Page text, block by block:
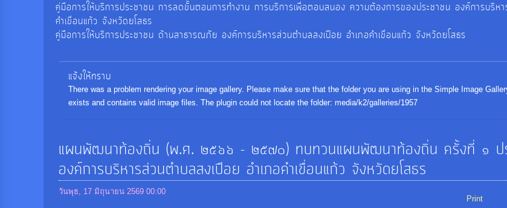
คู่มือการให้บริการประชาชน การลดขั้นตอนการทำงาน การบริการเพื่อตอบสนอง ความต้องการของประชาชน องค์การบริห
คำเขื่อนแก้ว จังหวัดยโสธร
คู่มือการให้บริการประชาชน ด้านสาธารณภัย องค์การบริหารส่วนตำบลสงเปือย อำเภอคำเขื่อนแก้ว จังหวัดยโสธร
แจ้งให้ทราบ
There was a problem rendering your image gallery. Please make sure that the folder you are using in the Simple Image
exists and contains valid image files. The plugin could not locate the folder: media/k2/galleries/1957
แผนพัฒนาท้องถิ่น (พ.ศ. ๒๕๖๖ - ๒๕๗๐) ทบทวนแผนพัฒนาท้องถิ่น ครั้งที่ ๑ ป
องค์การบริหารส่วนตำบลสงเปือย อำเภอคำเขื่อนแก้ว จังหวัดยโสธร
วันพุธ, 17 มิถุนายน 2569 00:00
Print